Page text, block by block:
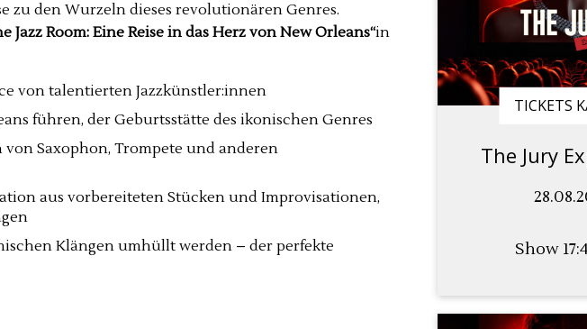
zu den Wurzeln dieses revolutionären Genres.
Jazz Room: Eine Reise in das Herz von New Orleans“in
von talentierten Jazzkünstler:innen
führen, der Geburtsstätte des ikonischen Genres
Saxophon, Trompete und anderen
aus vorbereiteten Stücken und Improvisationen,
Klängen umhüllt werden – der perfekte
TICKETS
The Jury
Show